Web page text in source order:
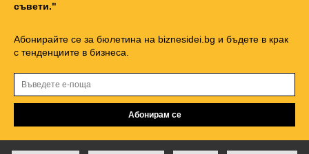
съвети."
Абонирайте се за бюлетина на biznesidei.bg и бъдете в крак
с тенденциите в бизнеса.